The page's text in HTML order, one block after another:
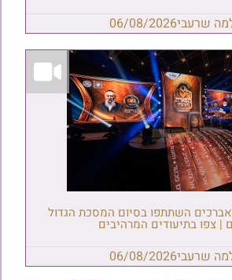
שרעבי06/08/2026
אברכים השתתפו בסיום המסכת הגדול
| צפו בתיעודים המרהיבים
שרעבי06/08/2026